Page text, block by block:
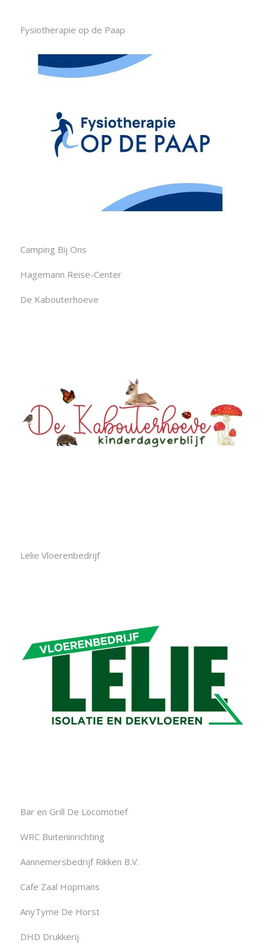
Fysiotherapie op de Paap
Camping Bij Ons
Hagemann Reise-Center
De Kabouterhoeve
Lelie Vloerenbedrijf
Bar en Grill De Locomotief
WRC Buiteninrichting
Aannemersbedrijf Rikken B.V.
Cafe Zaal Hopmans
AnyTyme De Horst
DHD Drukkerij